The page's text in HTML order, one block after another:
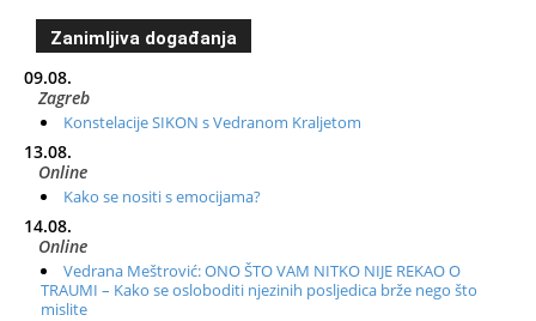
Zanimljiva događanja
09.08.
Zagreb
Konstelacije SIKON s Vedranom Kraljetom
13.08.
Online
Kako se nositi s emocijama?
14.08.
Online
Vedrana Meštrović: ONO ŠTO VAM NITKO NIJE REKAO O
TRAUMI – Kako se osloboditi njezinih posljedica brže nego što
mislite